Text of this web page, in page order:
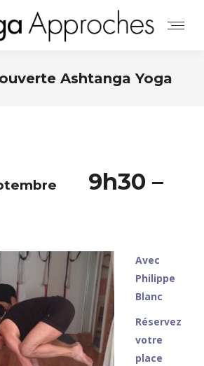
Ashtanga Yoga
9h30 –
Avec
Philippe
Blanc
Réservez
votre
place